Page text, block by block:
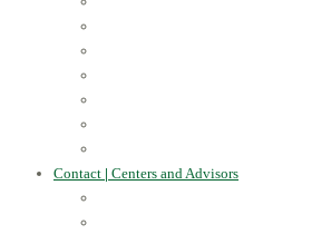
Contact | Centers and Advisors